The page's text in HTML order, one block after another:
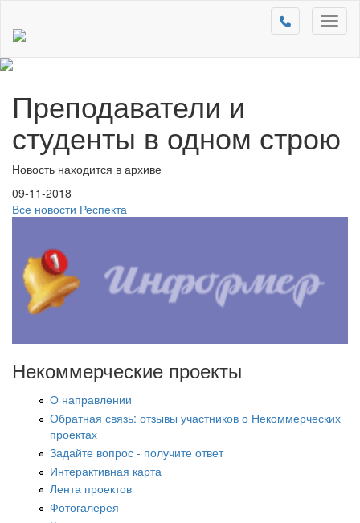
Преподаватели и
студенты в одном строю
Новость находится в архиве
09-11-2018
Все новости Респекта
Некоммерческие проекты
О направлении
Обратная связь: отзывы участников о Некоммерческих
проектах
Задайте вопрос - получите ответ
Интерактивная карта
Лента проектов
Фотогалерея